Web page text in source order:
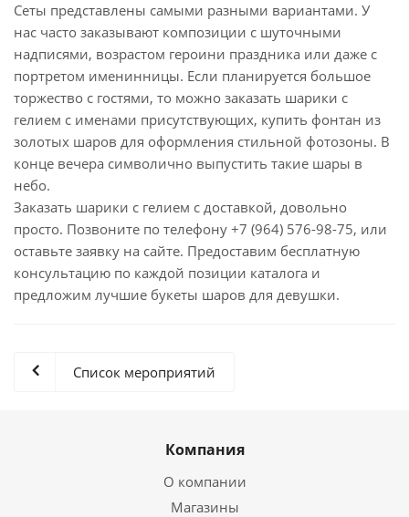
Сеты представлены самыми разными вариантами. У
нас часто заказывают композиции с шуточными
надписями, возрастом героини праздника или даже с
портретом именинницы. Если планируется большое
торжество с гостями, то можно заказать шарики с
гелием с именами присутствующих, купить фонтан из
золотых шаров для оформления стильной фотозоны. В
конце вечера символично выпустить такие шары в
небо.
Заказать шарики с гелием с доставкой, довольно
просто. Позвоните по телефону +7 (964) 576-98-75, или
оставьте заявку на сайте. Предоставим бесплатную
консультацию по каждой позиции каталога и
предложим лучшие букеты шаров для девушки.
Список мероприятий
Компания
О компании
Магазины